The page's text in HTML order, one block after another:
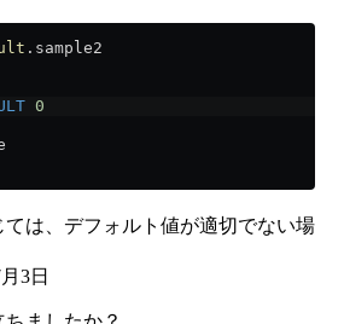
.sample2
0
は、デフォルト値が適切でない場
3日